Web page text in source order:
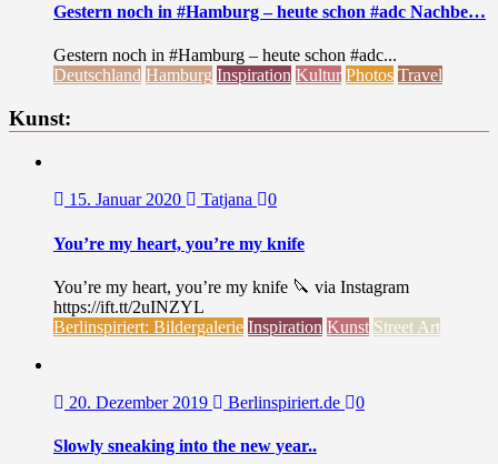
Gestern noch in #Hamburg – heute schon #adc Nachbe…
Gestern noch in #Hamburg – heute schon #adc...
Deutschland Hamburg Inspiration Kultur Photos Travel
Kunst:
15. Januar 2020 Tatjana 0
You’re my heart, you’re my knife
You’re my heart, you’re my knife 🔪 via Instagram
https://ift.tt/2uINZYL
Berlinspiriert: Bildergalerie Inspiration Kunst Street Art
20. Dezember 2019 Berlinspiriert.de 0
Slowly sneaking into the new year..